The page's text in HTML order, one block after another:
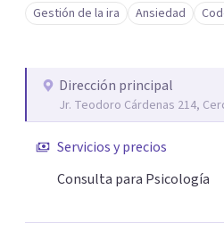
Gestión de la ira Ansiedad
Dirección principal
Jr. Teodoro Cárdenas 214,
Servicios y precios
Consulta para Psicología